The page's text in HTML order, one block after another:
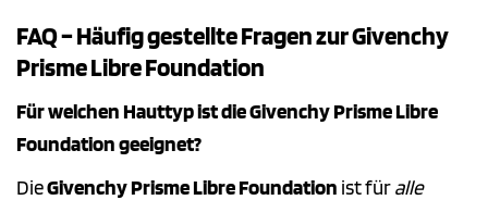
FAQ – Häufig gestellte Fragen zur Givenchy
Prisme Libre Foundation
Für welchen Hauttyp ist die Givenchy Prisme Libre
Foundation geeignet?
DieGivenchy Prisme Libre Foundation ist füralle